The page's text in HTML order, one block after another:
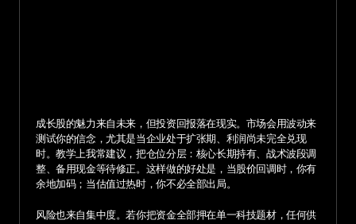
成长股的魅力来自未来，但投资回报落在现实。市场会用波动来
测试你的信念，尤其是当企业处于扩张期、利润尚未完全兑现
时。教学上我常建议，把仓位分层：核心长期持有、战术波段调
整、备用现金等待修正。这样做的好处是，当股价回调时，你有
余地加码；当估值过热时，你不必全部出局。
风险也来自集中度。若你把资金全部押在单一科技题材，任何供